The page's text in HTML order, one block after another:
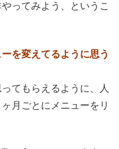
ってみよう、というこ
を変えてるように思う
てもらえるように、人
月ごとにメニューをリ